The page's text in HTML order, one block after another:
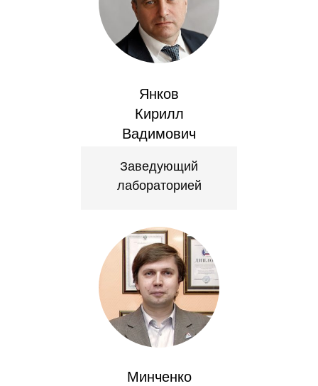
Отчетность
Противодействие коррупции
Материалы для СМИ
Проблемы прогнозирования
О журнале
Номера журналов
Редакционная этика
Янков
Кирилл
Вадимович
Заведующий
лабораторией
Минченко